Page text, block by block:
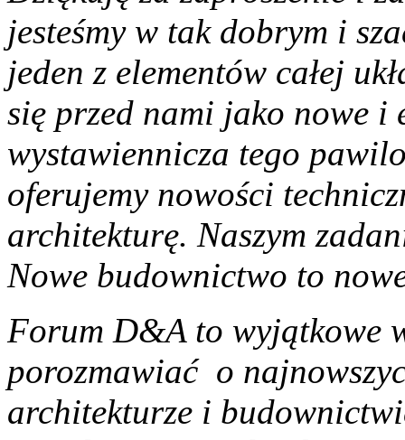
jesteśmy w tak dobrym i
jeden z elementów całej
się przed nami jako nowe i
wystawiennicza tego
oferujemy nowości
architekturę. Naszym
Nowe budownictwo to
Forum D&A to wyjątkowe
porozmawiać o
architekturze i